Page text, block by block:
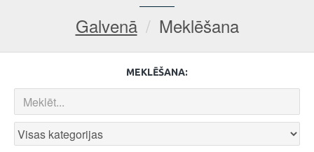
Galvenā Meklēšana
MEKLĒŠANA: